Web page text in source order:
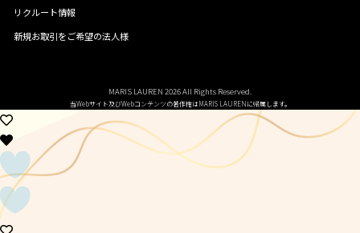
リクルート情報
新規お取引をご希望の法人様
MARIS LAUREN 2026 All Rights Reserved.
当Webサイト及びWebコンテンツの著作権はMARIS LAURENに帰属します。